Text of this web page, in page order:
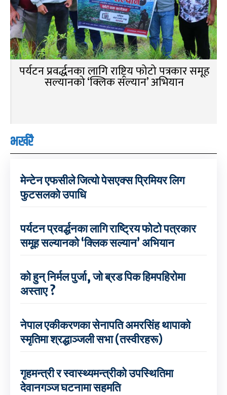
पर्यटन प्रवर्द्धनका लागि राष्ट्रिय फोटो पत्रकार समूह
सल्यानको ‘क्लिक सल्यान’ अभियान
भर्खरै
मेन्टेन एफसीले जित्यो पेसएक्स प्रिमियर लिग
फुटसलको उपाधि
पर्यटन प्रवर्द्धनका लागि राष्ट्रिय फोटो पत्रकार
समूह सल्यानको ‘क्लिक सल्यान’ अभियान
को हुन् निर्मल पुर्जा, जो ब्रड पिक हिमपहिरोमा
अस्ताए ?
नेपाल एकीकरणका सेनापति अमरसिंह थापाको
स्मृतिमा श्रद्धाञ्जली सभा (तस्वीरहरू)
गृहमन्त्री र स्वास्थ्यमन्त्रीको उपस्थितिमा
देवानगञ्ज घटनामा सहमति